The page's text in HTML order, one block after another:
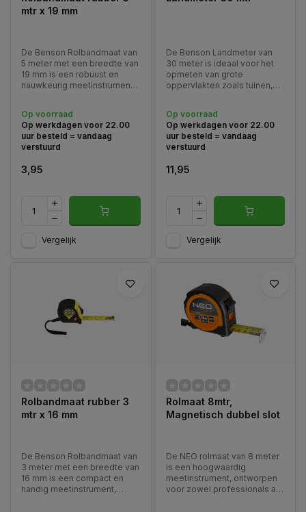
mtr x 19 mm
De Benson Rolbandmaat van
5 meter met een breedte van
19 mm is een robuust en
nauwkeurig meetinstrument,
zoals bouwplaatsen,
werkplaatsen en thuis.
Op voorraad
Op werkdagen voor 22.00
uur besteld = vandaag
verstuurd
3,95
Vergelijk
De Benson Landmeter van
30 meter is ideaal voor het
opmeten van grote
oppervlakten zoals tuinen,
Op voorraad
Op werkdagen voor 22.00
uur besteld = vandaag
verstuurd
11,95
Vergelijk
Rolbandmaat rubber 3
mtr x 16 mm
De Benson Rolbandmaat van
3 meter met een breedte van
16 mm is een compact en
handig meetinstrument,
Rolmaat 8mtr,
Magnetisch dubbel slot
De NEO rolmaat van 8 meter
is een hoogwaardig
meetinstrument, ontworpen
voor zowel professionals als